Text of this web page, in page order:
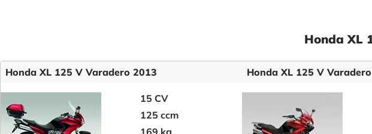
Honda XL
Honda XL 125 V Varadero 2013
15 CV
125 ccm
169 kg
Honda XL 125 V